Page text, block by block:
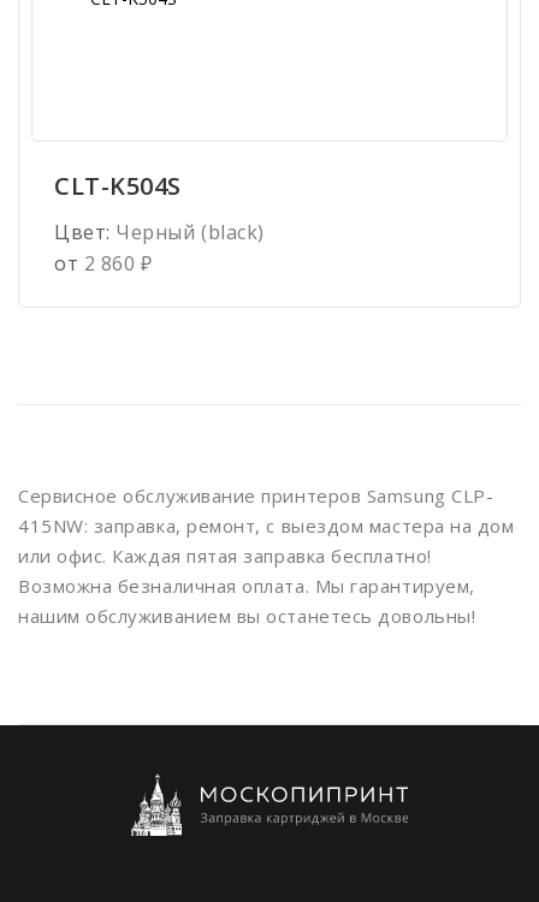
Сообщение*
CLT-K504S
Цвет: Черный (black)
от 2 860 ₽
Сервисное обслуживание принтеров Samsung CLP-
415NW: заправка, ремонт, с выездом мастера на дом
или офис. Каждая пятая заправка бесплатно!
Возможна безналичная оплата. Мы гарантируем,
нашим обслуживанием вы останетесь довольны!